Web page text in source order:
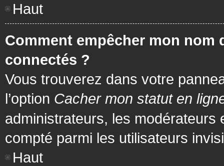
Haut
Comment empêcher mon nom
connectés ?
Vous trouverez dans votre
l’option Cacher mon statut en
administrateurs, les
compté parmi les utilisateurs
Haut